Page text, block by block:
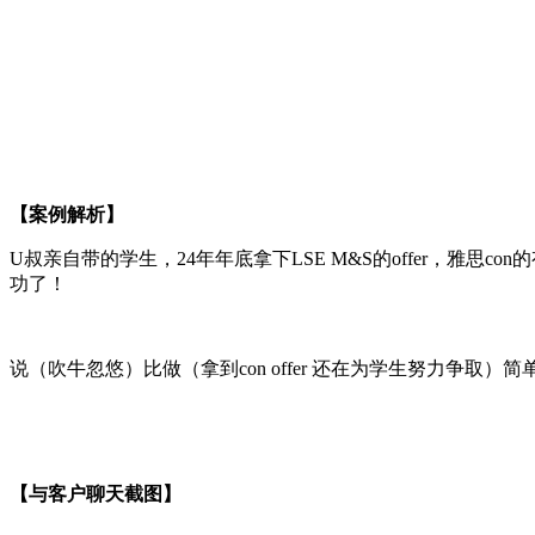
【案例解析】
U叔亲自带的学生，24年年底拿下LSE M&S的offer，雅思con
功了！
说（吹牛忽悠）比做（拿到 con offer 还在为学生努力争取）
【与客户聊天截图】